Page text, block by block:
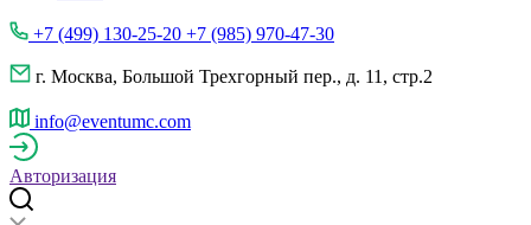
+7 (499) 130-25-20 +7 (985) 970-47-30
г. Москва, Большой Трехгорный пер., д. 11, стр.2
info@eventumc.com
Авторизация